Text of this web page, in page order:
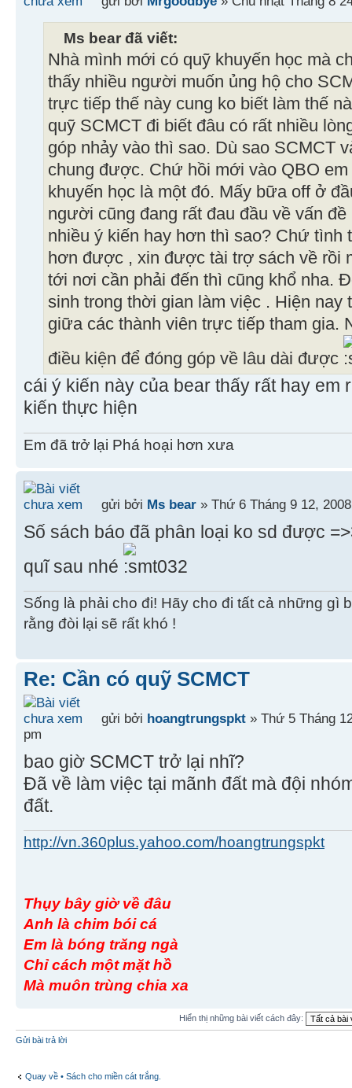
Ms bear đã viết:
Nhà mình mới có quỹ khuyến học mà
thấy nhiều người muốn ủng hộ cho
trực tiếp thế này cung ko biết làm thế
quỹ SCMCT đi biết đâu có rất nhiều
góp nhảy vào thì sao. Dù sao SCMCT
chung được. Chứ hồi mới vào QBO
khuyến học là một đó. Mấy bữa off ở
người cũng đang rất đau đầu về vấn
nhiều ý kiến hay hơn thì sao? Chứ tình
hơn được , xin được tài trợ sách về rồi
tới nơi cần phải đến thì cũng khổ nha.
sinh trong thời gian làm việc . Hiện nay
giữa các thành viên trực tiếp tham gia.
điều kiện để đóng góp về lâu dài được
cái ý kiến này của bear thấy rất hay em
kiến thực hiện
Em đã trở lại Phá hoại hơn xưa
gửi bởi Ms bear » Thứ 6 Tháng 9 12,
Số sách báo đã phân loại ko sd được
quĩ sau nhé
Sống là phải cho đi! Hãy cho đi tất cả những gì
rằng đòi lại sẽ rất khó !
Re: Cần có quỹ SCMCT
gửi bởi hoangtrungspkt » Thứ 5 Tháng
pm
bao giờ SCMCT trở lại nhĩ?
Đã về làm việc tại mãnh đất mà đội
đất.
http://vn.360plus.yahoo.com/hoangtrungspkt
Thụy bây giờ về đâu
Anh là chim bói cá
Em là bóng trăng ngà
Chỉ cách một mặt hồ
Mà muôn trùng chia xa
Hiển thị những bài viết cách đây:
Gửi bài trả lời
Quay về • Sách cho miền cát trắng.